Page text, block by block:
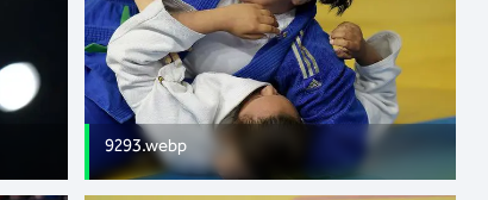
9293.webp